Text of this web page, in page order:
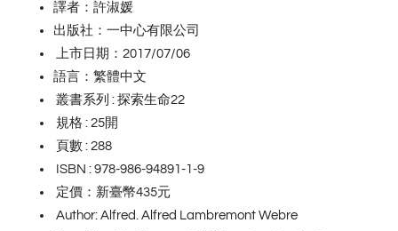
譯者：許淑媛
出版社：一中心有限公司
上市日期：2017/07/06
語言：繁體中文
叢書系列 : 探索生命22
規格 : 25開
頁數 : 288
ISBN : 978-986-94891-1-9
定價：新臺幣435元
Author: Alfred. Alfred Lambremont Webre